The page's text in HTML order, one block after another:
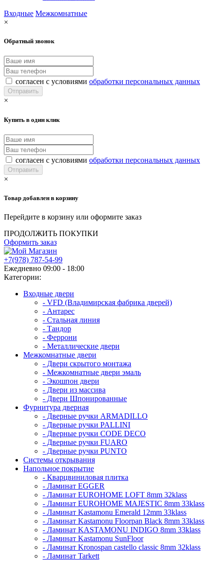
Входные Межкомнатные
×
Обратный звонок
согласен с условиями обработки персональных данных
×
Купить в один клик
согласен с условиями обработки персональных данных
×
Товар добавлен в корзину
Перейдите в корзину или оформите заказ
ПРОДОЛЖИТЬ ПОКУПКИ
Оформить заказ
+7(978) 787-54-99
Ежедневно 09:00 - 18:00
Категории:
Входные двери
- VFD (Владимирская фабрика дверей)
- Антарес
- Стальная линия
- Тандор
- Феррони
- Металлические двери
Межкомнатные двери
- Двери скрытого монтажа
- Межкомнатные двери эмаль
- Экошпон двери
- Двери из массива
- Двери Шпонированные
Фурнитура дверная
- Дверные ручки ARMADILLO
- Дверные ручки PALLINI
- Дверные ручки CODE DECO
- Дверные ручки FUARO
- Дверные ручки PUNTO
Системы открывания
Напольное покрытие
- Кварцвиниловая плитка
- Ламинат EGGER
- Ламинат EUROHOME LOFT 8mm 32klass
- Ламинат EUROHOME MAJESTIC 8mm 33klass
- Ламинат Kastamonu Emerald 12mm 33klass
- Ламинат Kastamonu Floorpan Black 8mm 33klass
- Ламинат KASTAMONU INDIGO 8mm 33klass
- Ламинат Kastamonu SunFloor
- Ламинат Kronospan castello classic 8mm 32klass
- Ламинат Tarkett